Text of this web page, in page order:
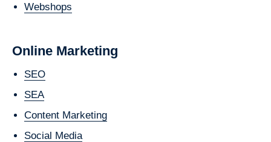
Webshops
Online Marketing
SEO
SEA
Content Marketing
Social Media